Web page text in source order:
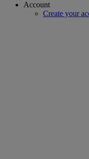
Account
Create your